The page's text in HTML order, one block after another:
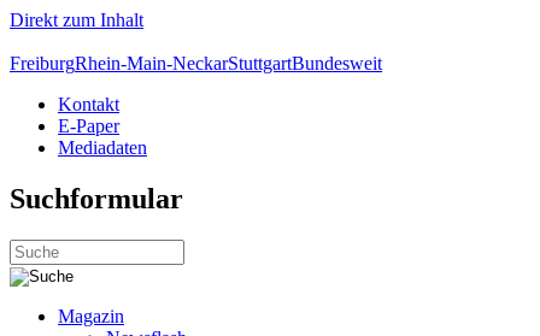
Direkt zum Inhalt
FreiburgRhein-Main-NeckarStuttgartBundesweit
Kontakt
E-Paper
Mediadaten
Suchformular
Magazin